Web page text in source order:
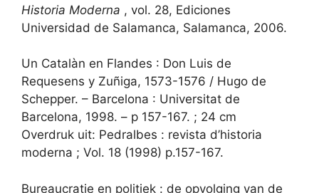
Historia Moderna , vol. 28, Ediciones
Universidad de Salamanca, Salamanca, 2006.
Un Catalàn en Flandes : Don Luis de
Requesens y Zuñiga, 1573-1576 / Hugo de
Schepper. – Barcelona : Universitat de
Barcelona, 1998. – p 157-167. ; 24 cm
Overdruk uit: Pedralbes : revista d’historia
moderna ; Vol. 18 (1998) p.157-167.
Bureaucratie en politiek : de opvolging van de